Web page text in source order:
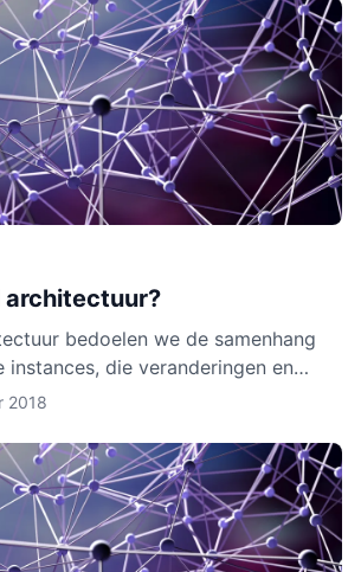
architectuur?
bedoelen we de samenhang
instances, die veranderingen en
noteren. Een orakel is erg
2018